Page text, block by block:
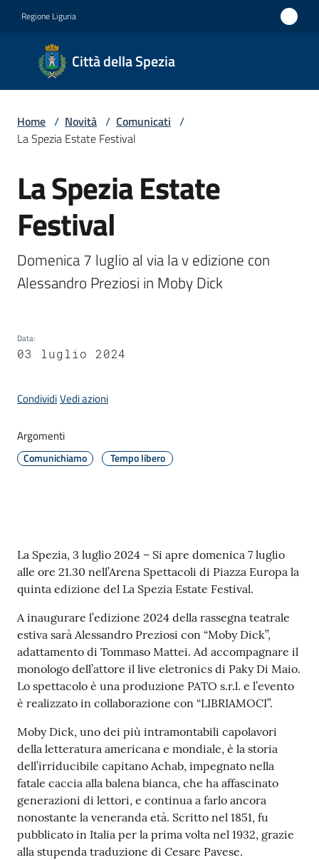
Regione Liguria
Città della Spezia
Città
della
Medaglia
Merito
Civile
Medaglia
d'argento
al Valor
Militare
Novità
Servizi
e
r
t
i
f
i
c
a
t
i
A
n
a
g
Home / Novità / Comunicati /
La Spezia Estate Festival
Salta al contenuto
La Spezia Estate
Festival
Domenica 7 luglio al via la v edizione con
Alessandro Preziosi in Moby Dick
Data:
03 luglio 2024
CondividiVedi azioni
Argomenti
Comunichiamo Tempo libero
Contenuto
La Spezia, 3 luglio 2024 – Si apre domenica 7 luglio
alle ore 21.30 nell’Arena Spettacoli di Piazza Europa la
quinta edizione del La Spezia Estate Festival.
A inaugurare l’edizione 2024 della rassegna teatrale
estiva sarà Alessandro Preziosi con “Moby Dick”,
adattamento di Tommaso Mattei. Ad accompagnare il
monologo dell’attore il live eletronics di Paky Di Maio.
Lo spettacolo è una produzione PATO s.r.l. e l’evento
è realizzato in collaborazione con “LIBRIAMOCI”.
Moby Dick, uno dei più intramontabili capolavori
della letteratura americana e mondiale, è la storia
dell’irriducibile capitano Achab, impegnato nella
fatale caccia alla balena bianca, che ha affascinato
generazioni di lettori, e continua a farlo ancora
nonostante la veneranda età. Scritto nel 1851, fu
pubblicato in Italia per la prima volta nel 1932, grazie
alla stupenda traduzione di Cesare Pavese.